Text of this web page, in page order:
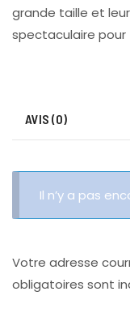
grande taille et
spectaculaire
AVIS (0)
Il n’y a pas
Votre adresse
obligatoires sont